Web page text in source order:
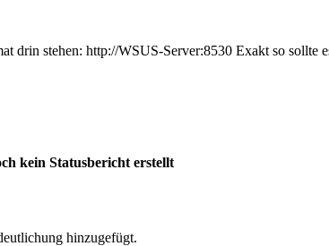
drin stehen: http://WSUS-Server:8530 Exakt so sollte
kein Statusbericht erstellt
hinzugefügt.